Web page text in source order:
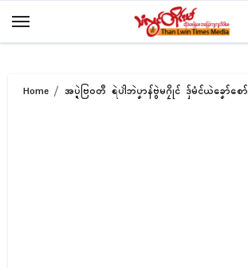
Home အပ္ဍဲဗြဝတဳ ရဲပါဲဘဲပၞာန်ဗွဲမဂၠိုၚ် ဒှ်မံၚ်ယဲခၞော်စော်